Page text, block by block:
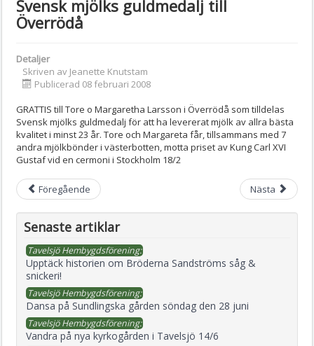
Svensk mjölks guldmedalj till
Överrödå
Detaljer
Skriven av Jeanette Knutstam
Publicerad 08 februari 2008
GRATTIS till Tore o Margaretha Larsson i Överrödå som tilldelas
Svensk mjölks guldmedalj för att ha levererat mjölk av allra bästa
kvalitet i minst 23 år. Tore och Margareta får, tillsammans med 7
andra mjölkbönder i västerbotten, motta priset av Kung Carl XVI
Gustaf vid en cermoni i Stockholm 18/2
Föregående Nästa
Senaste artiklar
Tavelsjö Hembygdsförening:
Upptäck historien om Bröderna Sandströms såg &
snickeri!
Tavelsjö Hembygdsförening:
Dansa på Sundlingska gården söndag den 28 juni
Tavelsjö Hembygdsförening:
Vandra på nya kyrkogården i Tavelsjö 14/6